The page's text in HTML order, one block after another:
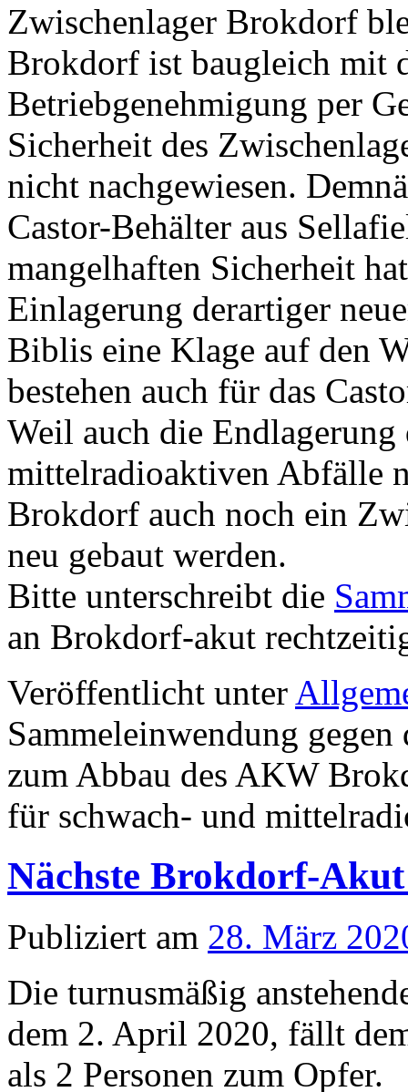
Zwischenlager Brokdorf
Brokdorf ist baugleich mit
Betriebgenehmigung per
Sicherheit des
nicht nachgewiesen.
Castor-Behälter aus
mangelhaften Sicherheit
Einlagerung derartiger
Biblis eine Klage auf den
bestehen auch für das
Weil auch die
mittelradioaktiven Abfälle
Brokdorf auch noch ein
neu gebaut werden.
Bitte unterschreibt die
an Brokdorf-akut
Veröffentlicht unter
Sammeleinwendung
zum Abbau des AKW
für schwach- und
Nächste Brokdorf-
Publiziert am 28. März
Die turnusmäßig
dem 2. April 2020, fällt
als 2 Personen zum Opfer.